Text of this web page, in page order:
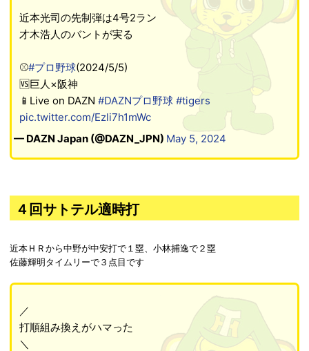
近本光司の先制弾は4号2ラン
才木浩人のバントが実る
⚾#プロ野球(2024/5/5)
🆚巨人×阪神
📱Live on DAZN #DAZNプロ野球 #tigers
pic.twitter.com/Ezli7h1mWc
— DAZN Japan (@DAZN_JPN) May 5, 2024
４回サトテル適時打
近本ＨＲから中野が中安打で１塁、小林捕逸で２塁
佐藤輝明タイムリーで３点目です
／
打順組み換えがハマった
＼